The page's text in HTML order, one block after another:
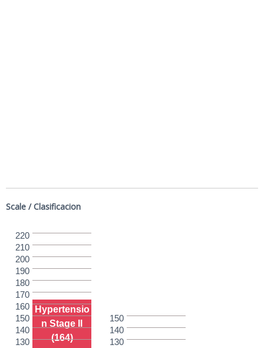
Scale / Clasificacion
130
140
150
160
170
180
190
200
210
220
Hypertensio
n Stage II
(164)
130
140
150